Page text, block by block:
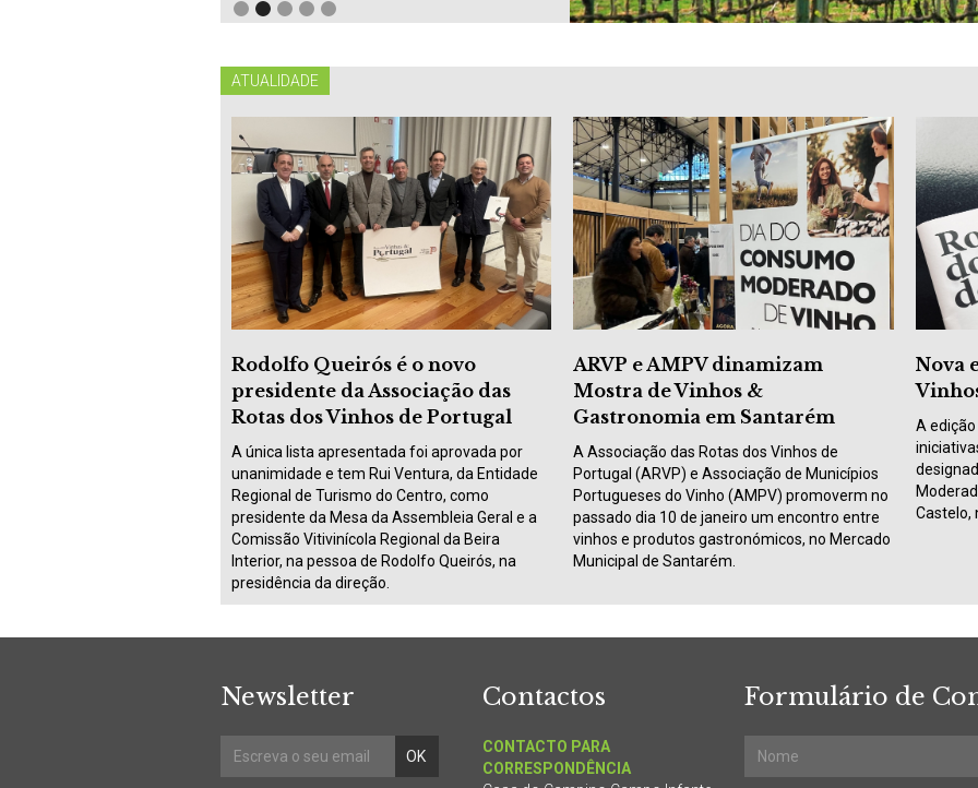
ATUALIDADE
Rodolfo Queirós é o novo
presidente da Associação das
Rotas dos Vinhos de Portugal
A única lista apresentada foi aprovada por
unanimidade e tem Rui Ventura, da Entidade
Regional de Turismo do Centro, como
presidente da Mesa da Assembleia Geral e a
Comissão Vitivinícola Regional da Beira
Interior, na pessoa de Rodolfo Queirós, na
presidência da direção.
ARVP e AMPV dinamizam
Mostra de Vinhos &
Gastronomia em Santarém
A Associação das Rotas dos Vinhos de
Portugal (ARVP) e Associação de Municípios
Portugueses do Vinho (AMPV) promoverm no
passado dia 10 de janeiro um encontro entre
vinhos e produtos gastronómicos, no Mercado
Municipal de Santarém.
Nova
A
Castelo,
Newsletter Contactos
CONTACTO PARA
CORRESPONDÊNCIA
Formulário de